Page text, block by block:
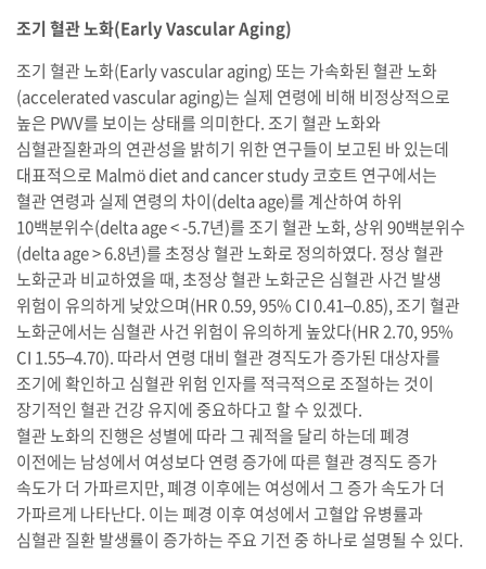
조기 혈관 노화(Early Vascular Aging)
조기 혈관 노화(Early vascular aging) 또는 가속화된 혈관 노화
(accelerated vascular aging)는 실제 연령에 비해 비정상적으로
높은 PWV를 보이는 상태를 의미한다. 조기 혈관 노화와
심혈관질환과의 연관성을 밝히기 위한 연구들이 보고된 바 있는데
대표적으로 Malmö diet and cancer study 코호트 연구에서는
혈관 연령과 실제 연령의 차이(delta age)를 계산하여 하위
10백분위수(delta age < -5.7년)를 조기 혈관 노화, 상위 90백분위수
(delta age > 6.8년)를 초정상 혈관 노화로 정의하였다. 정상 혈관
노화군과 비교하였을 때, 초정상 혈관 노화군은 심혈관 사건 발생
위험이 유의하게 낮았으며(HR 0.59, 95% CI 0.41–0.85), 조기 혈관
노화군에서는 심혈관 사건 위험이 유의하게 높았다(HR 2.70, 95%
CI 1.55–4.70). 따라서 연령 대비 혈관 경직도가 증가된 대상자를
조기에 확인하고 심혈관 위험 인자를 적극적으로 조절하는 것이
장기적인 혈관 건강 유지에 중요하다고 할 수 있겠다.
혈관 노화의 진행은 성별에 따라 그 궤적을 달리 하는데 폐경
이전에는 남성에서 여성보다 연령 증가에 따른 혈관 경직도 증가
속도가 더 가파르지만, 폐경 이후에는 여성에서 그 증가 속도가 더
가파르게 나타난다. 이는 폐경 이후 여성에서 고혈압 유병률과
심혈관 질환 발생률이 증가하는 주요 기전 중 하나로 설명될 수 있다.